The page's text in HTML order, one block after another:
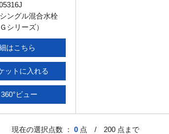
ングル混合水栓
シリーズ）
はこちら
ットに入れる
360°ビュー
現在の選択点数 ： 0 点 / 200 点まで